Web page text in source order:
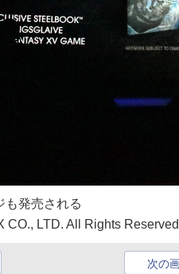
も発売される
CO., LTD. All Rights
次の